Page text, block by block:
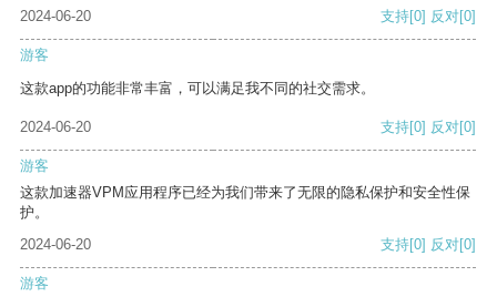
2024-06-20 支持[0] 反对[0]
游客
这款app的功能非常丰富，可以满足我不同的社交需求。
2024-06-20 支持[0] 反对[0]
游客
这款加速器VPM应用程序已经为我们带来了无限的隐私保护和安全性保
护。
2024-06-20
支持[0] 反对[0]
游客